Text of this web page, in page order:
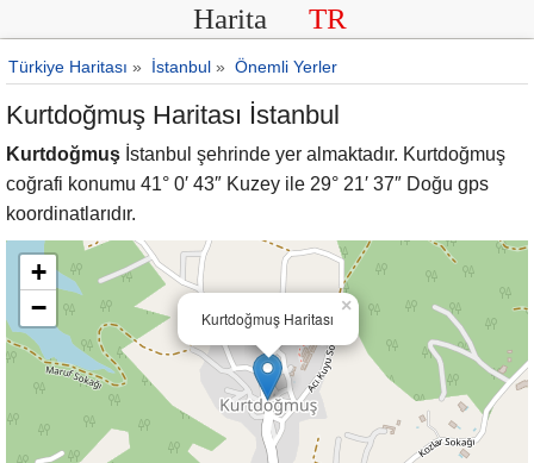
Harita TR
Türkiye Haritası » İstanbul » Önemli Yerler
Kurtdoğmuş Haritası İstanbul
Kurtdoğmuş İstanbul şehrinde yer almaktadır. Kurtdoğmuş
coğrafi konumu 41° 0′ 43″ Kuzey ile 29° 21′ 37″ Doğu gps
koordinatlarıdır.
Kurtdoğmuş Haritası
×
+
−